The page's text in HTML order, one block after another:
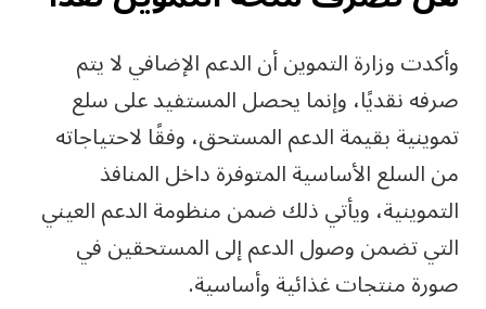
وأكدت وزارة التموين أن الدعم الإضافي لا يتم
صرفه نقديًا، وإنما يحصل المستفيد على سلع
تموينية بقيمة الدعم المستحق، وفقًا لاحتياجاته
من السلع الأساسية المتوفرة داخل المنافذ
التموينية، ويأتي ذلك ضمن منظومة الدعم العيني
التي تضمن وصول الدعم إلى المستحقين في
صورة منتجات غذائية وأساسية.